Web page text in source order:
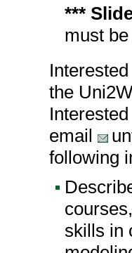
***
must
the
email
following
skills in